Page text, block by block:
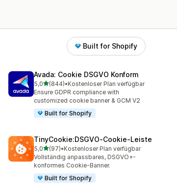
Built for Shopify
Avada: Cookie DSGVO Konform
5,0von 5 Sternen
(844)
844 Rezensionen insgesamt
•Kostenloser Plan verfügbar
Ensure GDPR compliance with
customized cookie banner & GCM V2
Built for Shopify
TinyCookie:DSGVO‑Cookie‑Leiste
5,0von 5 Sternen
(97)
97 Rezensionen insgesamt
•Kostenloser Plan verfügbar
Vollständig anpassbares, DSGVO+-
konformes Cookie-Banner.
Built for Shopify